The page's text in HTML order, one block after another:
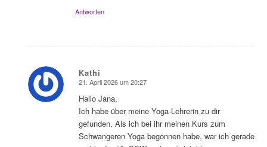
Antworten
Kathi
sagte:
21. April 2026 um 20:27
Hallo Jana,
Ich habe über meine Yoga-Lehrerin zu dir
gefunden. Als ich bei ihr meinen Kurs zum
Schwangeren Yoga begonnen habe, war ich gerade